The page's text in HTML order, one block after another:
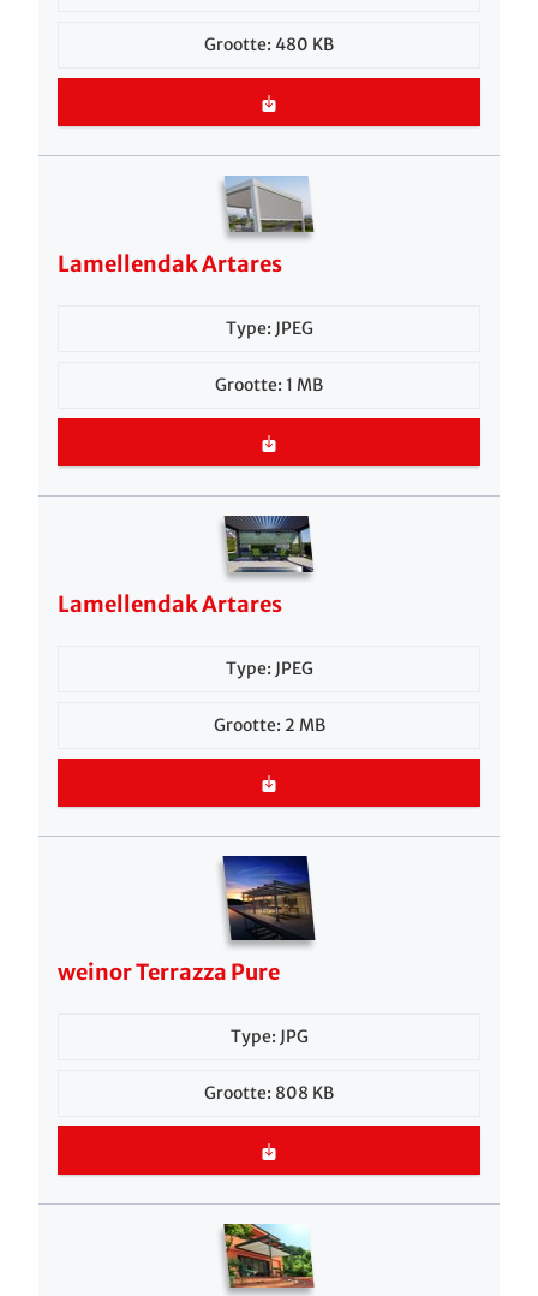
Grootte: 480 KB
Lamellendak Artares
Type: JPEG
Grootte: 1 MB
Lamellendak Artares
Type: JPEG
Grootte: 2 MB
weinor Terrazza Pure
Type: JPG
Grootte: 808 KB